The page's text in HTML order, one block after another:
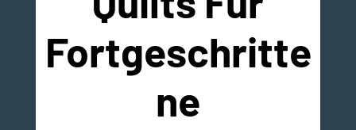
Fortgeschritte
Ne